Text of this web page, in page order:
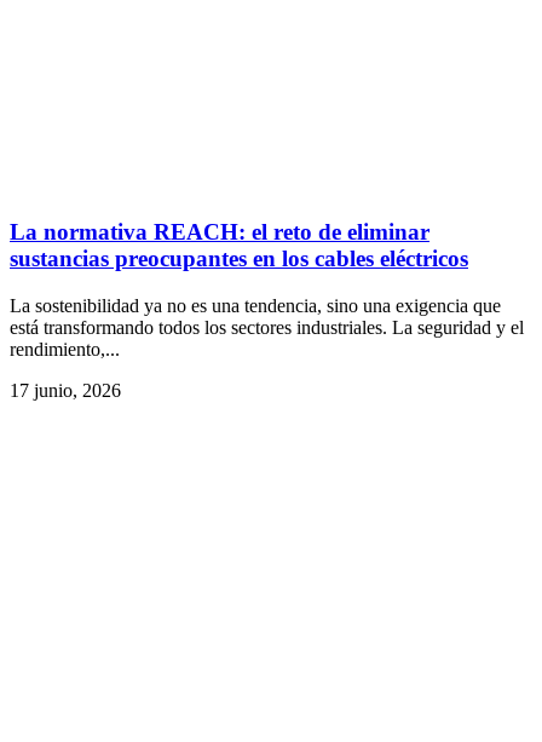
La normativa REACH: el reto de eliminar
sustancias preocupantes en los cables eléctricos
La sostenibilidad ya no es una tendencia, sino una exigencia que
está transformando todos los sectores industriales. La seguridad y el
rendimiento,...
17 junio, 2026